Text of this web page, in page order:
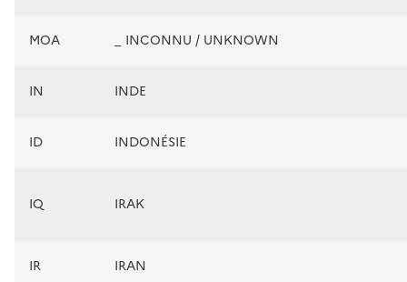
MOA _ INCONNU / UNKNOWN
IN INDE
ID INDONÉSIE
IQ IRAK
IR IRAN